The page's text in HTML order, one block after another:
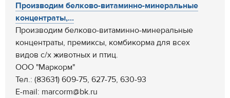
Производим белково-витаминно-минеральные
концентраты,...
Производим белково-витаминно-минеральные
концентраты, премиксы, комбикорма для всех
видов с/х животных и птиц.
ООО "Маркорм"
Тел.: (83631) 609-75, 627-75, 630-93
E-mail: marcorm@bk.ru